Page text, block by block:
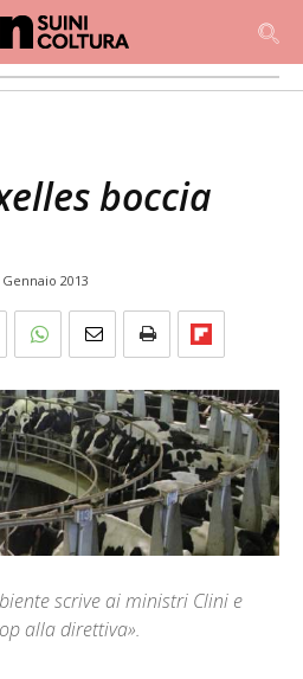
boccia
Gennaio 2013
scrive ai ministri Clini e
alla direttiva».